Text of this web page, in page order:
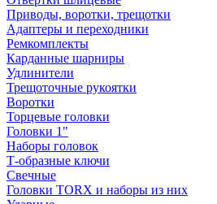
Приводы, воротки, трещотки
Адаптеры и переходники
Ремкомплекты
Карданные шарниры
Удлинители
Трещоточные рукоятки
Воротки
Торцевые головки
Головки 1"
Наборы головок
Т-образные ключи
Свечные
Головки TORX и наборы из них